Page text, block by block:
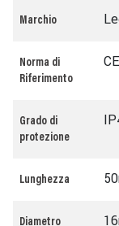
Marchio
Norma di
Riferimento
Grado di
protezione
Lunghezza
Diametro